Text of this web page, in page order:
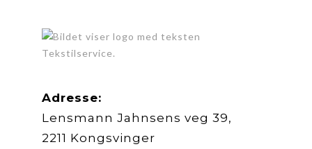
Adresse:
Lensmann Jahnsens veg 39,
2211 Kongsvinger